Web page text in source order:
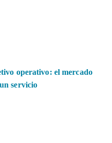
operativo: el mercado
servicio